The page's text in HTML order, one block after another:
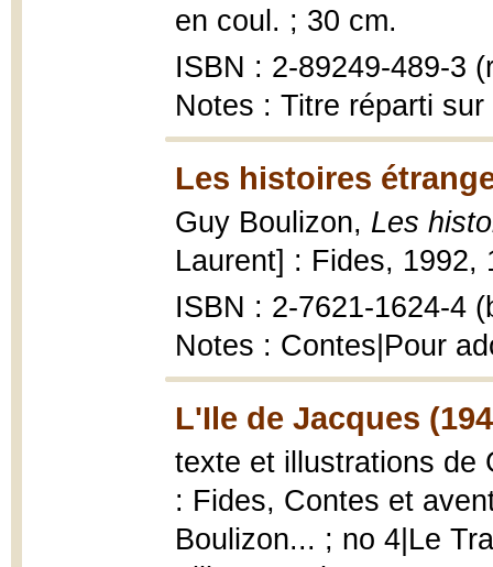
en coul. ; 30 cm.
ISBN : 2-89249-489-3
Notes : Titre réparti
Les histoires
Guy Boulizon, Les
Laurent] : Fides, 1992,
ISBN : 2-7621-1624-4
Notes : Contes|Pour
L'Ile de Jacques
texte et illustrations de
: Fides, Contes et
Boulizon... ; no 4|Le